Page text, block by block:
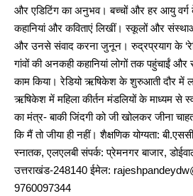
और एडिटिंग का अनुभव। बच्चों और हर आयु
कहानियां और कविताएं लिखीं। स्कूलों और
और उनसे संवाद करना जुनून। रुद्रप्रयाग के
गांवों की अनकही कहानियां लोगों तक पहुंचाईं
काम किया। रेडियो ऋषिकेश के शुरुआती दौर में
ऋषिकेश में महिला कीर्तन मंडलियों के माध्यम से
का मंत्र- बाकी जिंदगी को जी खोलकर जीना
कि मैं तो जीया ही नहीं। शैक्षणिक योग्यता:
स्नातक, एलएलबी संपर्क: प्रेमनगर बाजार,
उत्तराखंड-248140 ईमेल:
9760097344